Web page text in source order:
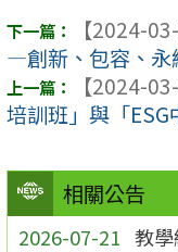
相關公告
2026-07-21 教學
【2024-
―創新、包容、永
【2024-
培訓班」與「